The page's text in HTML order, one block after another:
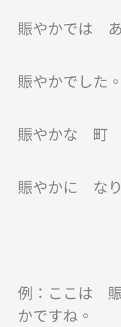
賑やかでは
賑やかでした。
賑やかな 町
賑やかに な
例：ここは
かですね。